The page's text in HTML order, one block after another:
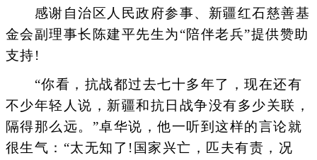
感谢自治区人民政府参事、新疆红石慈善基
金会副理事长陈建平先生为“陪伴老兵”提供赞助
支持!
“你看，抗战都过去七十多年了，现在还有
不少年轻人说，新疆和抗日战争没有多少关联，
隔得那么远。”卓华说，他一听到这样的言论就
很生气：“太无知了!国家兴亡，匹夫有责，况